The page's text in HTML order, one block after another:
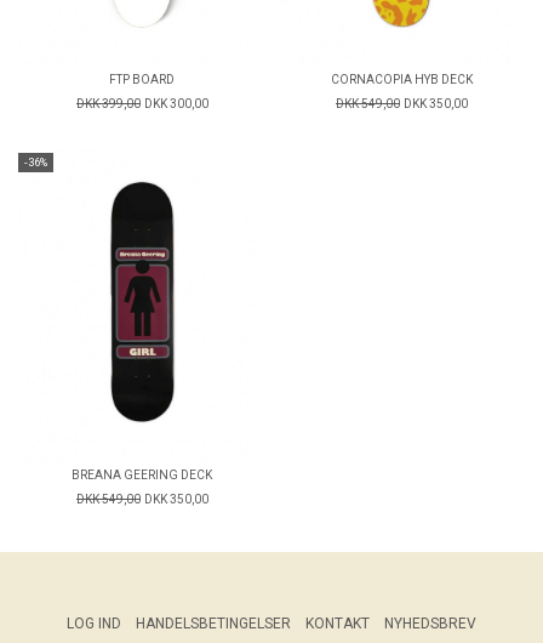
FTP BOARD
DKK 399,00 DKK 300,00
CORNACOPIA HYB DECK
DKK 549,00 DKK 350,00
-36%
BREANA GEERING DECK
DKK 549,00 DKK 350,00
LOG IND HANDELSBETINGELSER KONTAKT NYHEDSBREV